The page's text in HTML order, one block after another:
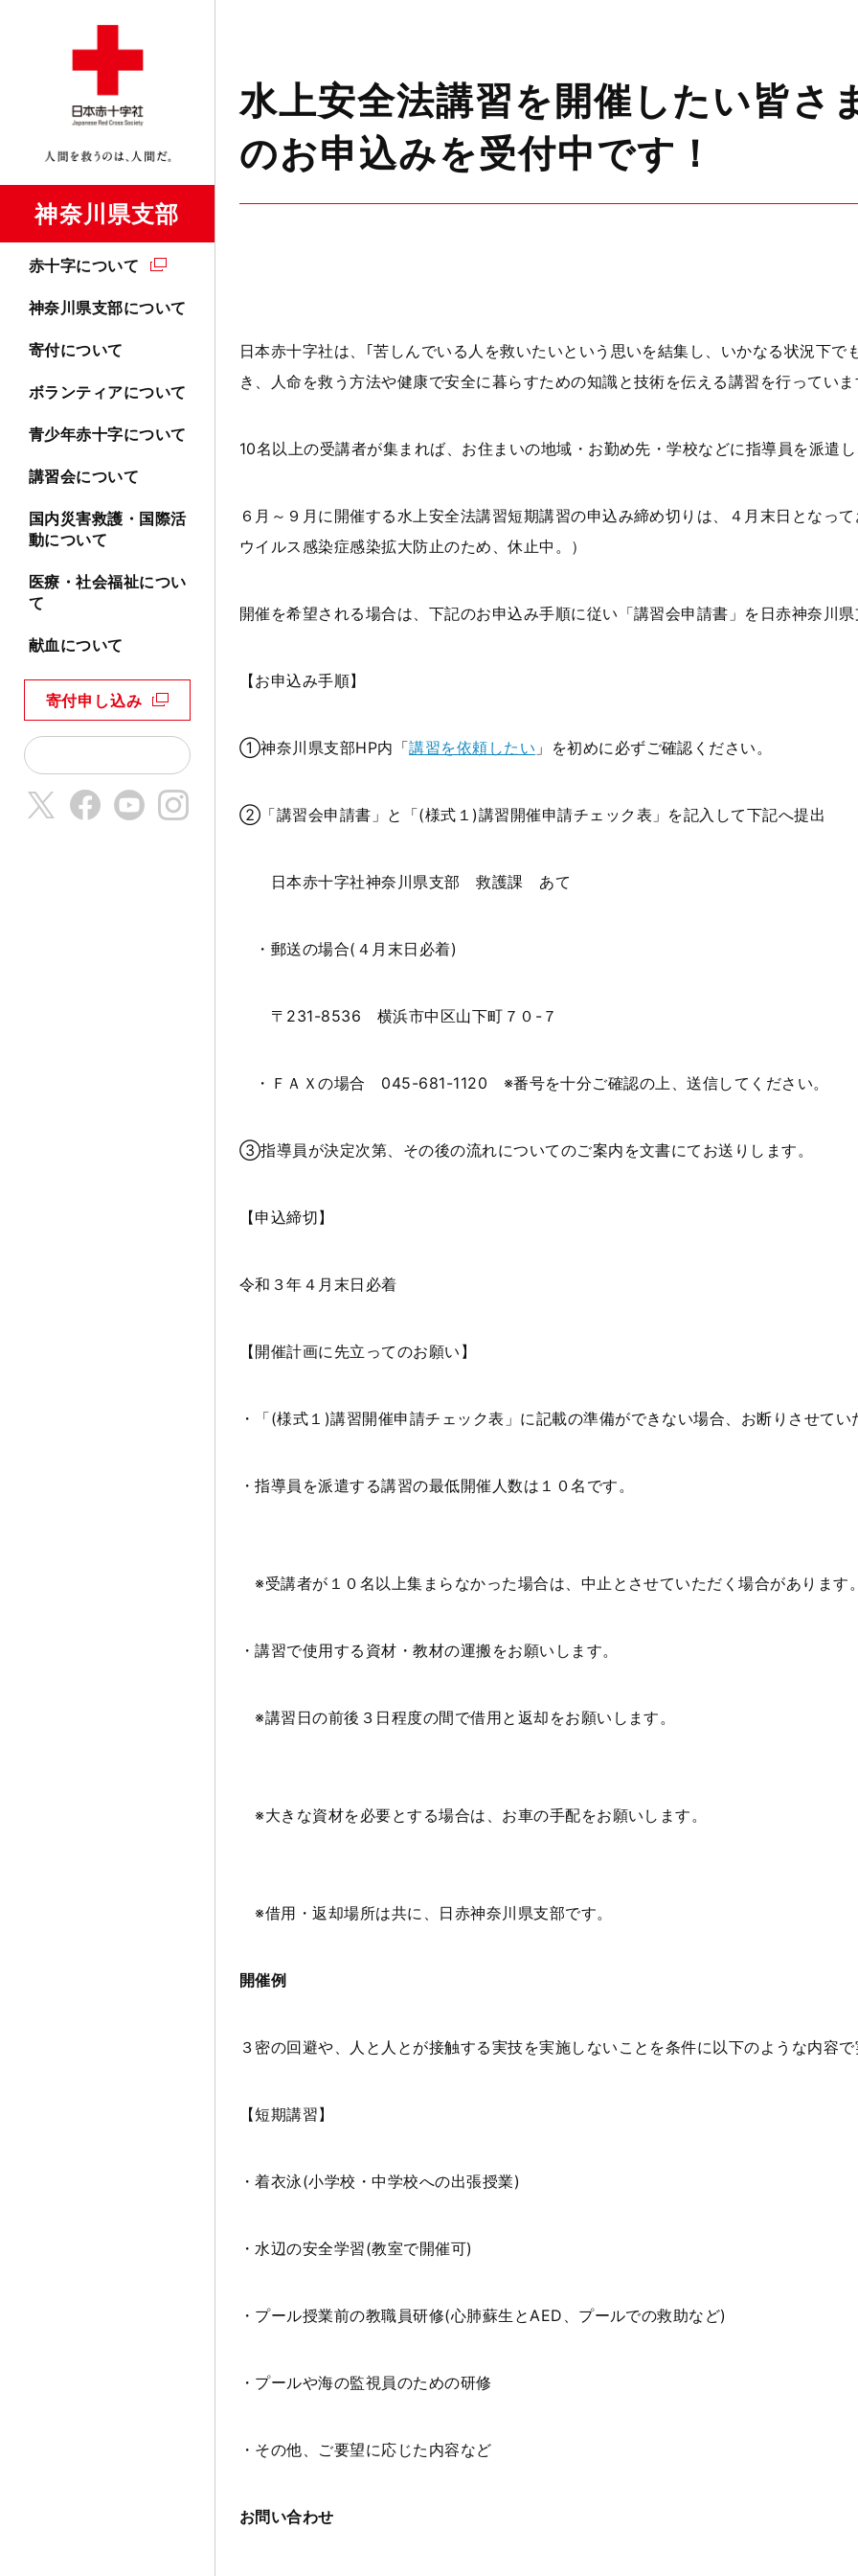
神奈川県支部
赤十字について
神奈川県支部について
寄付について
ボランティアについて
青少年赤十字について
講習会について
国内災害救護・国際活
動について
医療・社会福祉につい
て
献血について
寄付申し込み
水上安全法講習を開催したい皆さ
のお申込みを受付中です！
日本赤十字社は、｢苦しんでいる人を救いたいという思いを結集し、いかなる状況下
き、人命を救う方法や健康で安全に暮らすための知識と技術を伝える講習を行っていま
10名以上の受講者が集まれば、お住まいの地域・お勤め先・学校などに指導員を派遣し
６月～９月に開催する水上安全法講習短期講習の申込み締め切りは、４月末日となっ
ウイルス感染症感染拡大防止のため、休止中。）
開催を希望される場合は、下記のお申込み手順に従い「講習会申請書」を日赤神奈川県
【お申込み手順】
①神奈川県支部HP内「講習を依頼したい 」を初めに必ずご確認ください。
②「講習会申請書」と「(様式１ )講習開催申請チェック表」を記入して下記へ提出
日本赤十字社神奈川県支部 救護課 あて
・郵送の場合( ４月末日必着)
〒 231-8536 横浜市中区山下町７０ - ７
・ＦＡＸの場合 045-681-1120 ※番号を十分ご確認の上、送信してください。
③指導員が決定次第、その後の流れについてのご案内を文書にてお送りします。
【申込締切】
令和３年４月末日必着
【開催計画に先立ってのお願い】
・「(様式１ )講習開催申請チェック表」に記載の準備ができない場合、お断りさせてい
・指導員を派遣する講習の最低開催人数は１０名です。
※受講者が１０名以上集まらなかった場合は、中止とさせていただく場合があります。
・講習で使用する資材・教材の運搬をお願いします。
※講習日の前後３日程度の間で借用と返却をお願いします。
※大きな資材を必要とする場合は、お車の手配をお願いします。
※借用・返却場所は共に、日赤神奈川県支部です。
開催例
３密の回避や、人と人とが接触する実技を実施しないことを条件に以下のような内容で
【短期講習】
・着衣泳(小学校・中学校への出張授業)
・水辺の安全学習(教室で開催可)
・プール授業前の教職員研修(心肺蘇生とAED 、プールでの救助など)
・プールや海の監視員のための研修
・その他、ご要望に応じた内容など
お問い合わせ